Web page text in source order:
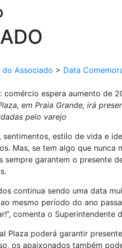
do Associado > Data
comércio espera aumento de
em Praia Grande, irá
pelo varejo
sentimentos, estilo de vida e
Mas, se tem algo que
sempre garantem o presente
continua sendo uma data
mesmo período do ano
comenta o
Plaza poderá garantir
os apaixonados também